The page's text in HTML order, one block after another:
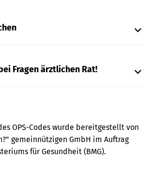
Fragen ärztlichen Rat!
OPS-Codes wurde bereitgestellt von
gemeinnützigen GmbH im Auftrag
für Gesundheit (BMG).